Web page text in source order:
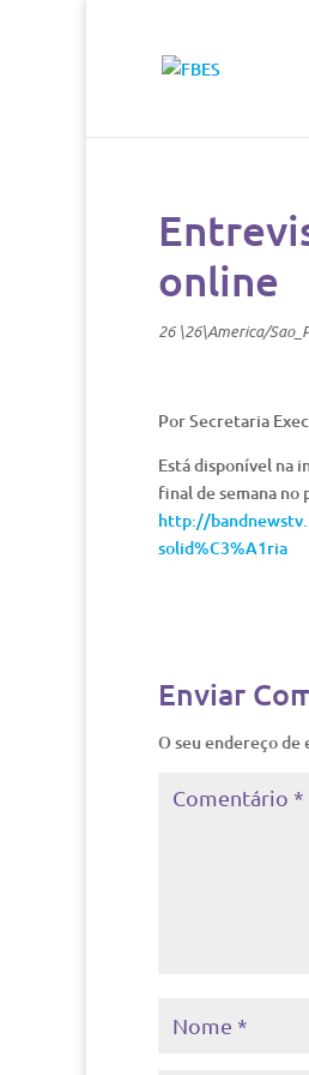
online
26 \26\America/
Por Secretaria
Está disponível na
final de semana no
http://
solid%C3%A1ria
Enviar
O seu endereço de